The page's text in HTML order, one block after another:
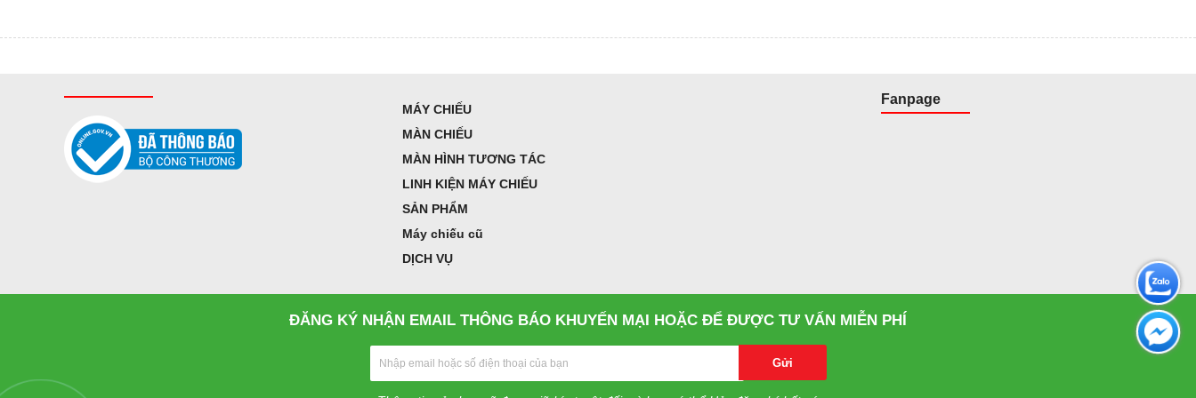
MÁY CHIẾU
MÀN CHIẾU
MÀN HÌNH TƯƠNG TÁC
LINH KIỆN MÁY CHIẾU
SẢN PHẨM
Máy chiếu cũ
DỊCH VỤ
Fanpage
ĐĂNG KÝ NHẬN EMAIL THÔNG BÁO KHUYẾN MẠI HOẶC ĐỂ ĐƯỢC TƯ VẤN MIỄN PHÍ
Gửi